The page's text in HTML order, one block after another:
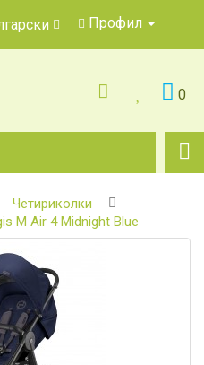
Профил
0
Четириколки
M Air 4 Midnight Blue